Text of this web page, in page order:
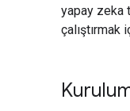
yapay zeka
çalıştırmak